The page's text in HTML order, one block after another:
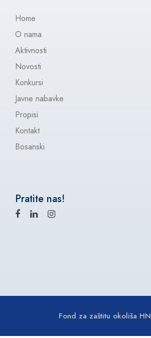
Home
O nama
Aktivnosti
Novosti
Konkursi
Javne nabavke
Propisi
Kontakt
Bosanski
Pratite nas!
Fond za zaštitu okoliša